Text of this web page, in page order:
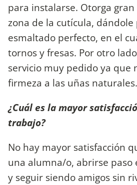
para instalarse. Otorga
zona de la cutícula, dándole
esmaltado perfecto, en el
tornos y fresas. Por otro
servicio muy pedido ya que
firmeza a las uñas naturales.
¿Cuál es la mayor
trabajo?
No hay mayor satisfacción
una alumna/o, abrirse paso
y seguir siendo amigos sin